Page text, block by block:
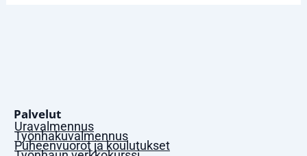
Palvelut
Uravalmennus
Työnhakuvalmennus
Puheenvuorot ja koulutukset